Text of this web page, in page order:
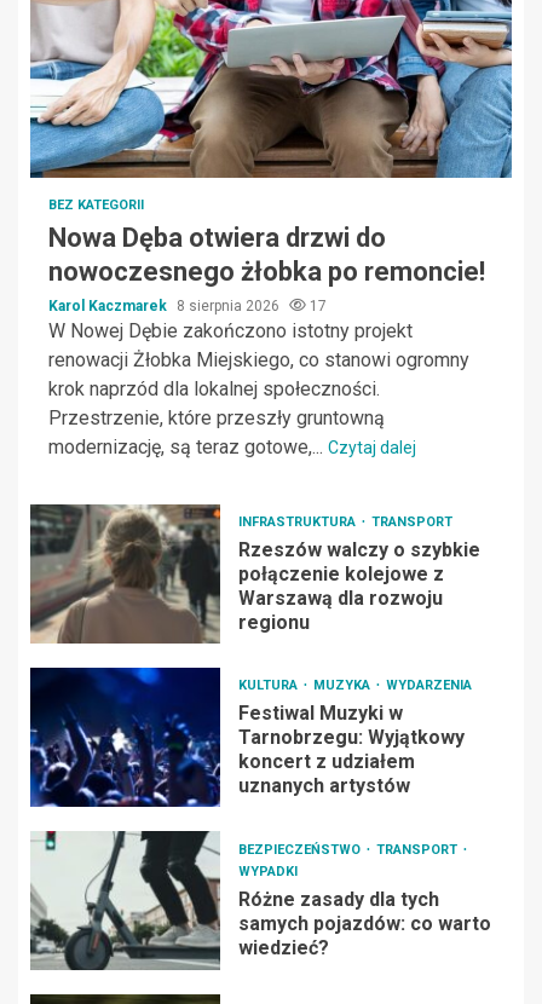
BEZ KATEGORII
Nowa Dęba otwiera drzwi do
nowoczesnego żłobka po remoncie!
Karol Kaczmarek 8 sierpnia 2026 17
W Nowej Dębie zakończono istotny projekt
renowacji Żłobka Miejskiego, co stanowi ogromny
krok naprzód dla lokalnej społeczności.
Przestrzenie, które przeszły gruntowną
modernizację, są teraz gotowe,... Czytaj dalej
INFRASTRUKTURA TRANSPORT
Rzeszów walczy o szybkie
połączenie kolejowe z
Warszawą dla rozwoju
regionu
KULTURA MUZYKA WYDARZENIA
Festiwal Muzyki w
Tarnobrzegu: Wyjątkowy
koncert z udziałem
uznanych artystów
BEZPIECZEŃSTWO
TRANSPORT
WYPADKI
Różne zasady dla tych
samych pojazdów: co warto
wiedzieć?